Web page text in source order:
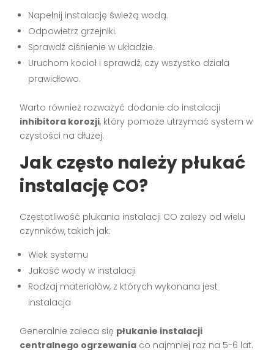
Napełnij instalację świeżą wodą.
Odpowietrz grzejniki.
Sprawdź ciśnienie w układzie.
Uruchom kocioł i sprawdź, czy wszystko działa
prawidłowo.
Warto również rozważyć dodanie do instalacji
inhibitora korozji, który pomoże utrzymać system w
czystości na dłużej.
Jak często należy płukać
instalację CO?
Częstotliwość płukania instalacji CO zależy od wielu
czynników, takich jak:
Wiek systemu
Jakość wody w instalacji
Rodzaj materiałów, z których wykonana jest
instalacja
Generalnie zaleca się płukanie instalacji
centralnego ogrzewania co najmniej raz na 5-6 lat.